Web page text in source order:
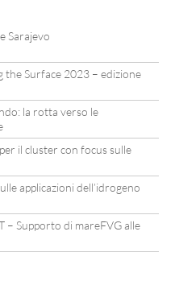
Sarajevo
the Surface 2023 – edizione
la rotta verso le
il cluster con focus sulle
applicazioni dell’idrogeno
– Supporto di mareFVG alle